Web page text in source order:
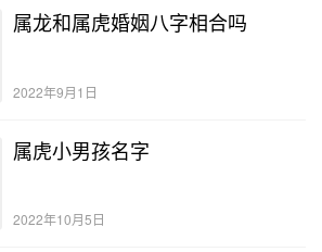
属龙和属虎婚姻八字相合吗
2022年9月1日
属虎小男孩名字
2022年10月5日